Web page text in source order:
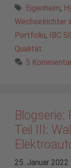
Schlagwörter
Eigenheim,
Wechselrichter
Portfolio, IBC
Qualität
5
Blogserie:
Teil III:
25. Januar 2022